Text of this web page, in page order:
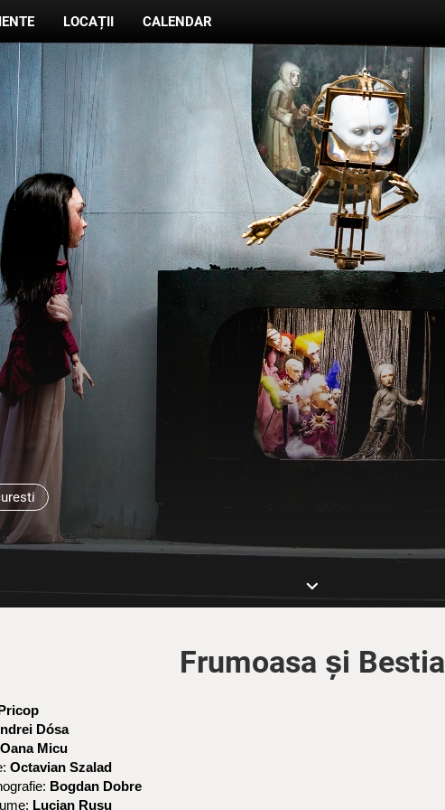
LOCAȚII CALENDAR
keyboard_arrow_down
Frumoasa și Bestia
Dósa
Oana Micu
Octavian Szalad
Bogdan Dobre
Lucian Rusu